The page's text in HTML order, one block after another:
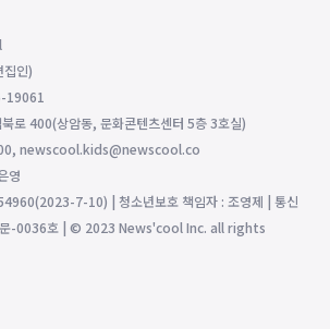
집인)
19061
로 400(상암동, 문화콘텐츠센터 5층 3호실)
newscool.kids@newscool.co
영
7-10) | 청소년보호 책임자 : 조영제 | 통신
문-0036호 | © 2023 News'cool Inc. all rights